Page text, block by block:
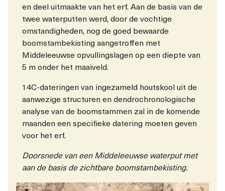
en deel uitmaakte van het erf. Aan de basis van de
twee waterputten werd, door de vochtige
omstandigheden, nog de goed bewaarde
boomstambekisting aangetroffen met
Middeleeuwse opvullingslagen op een diepte van
5 m onder het maaiveld.
14C-dateringen van ingezameld houtskool uit de
aanwezige structuren en dendrochronologische
analyse van de boomstammen zal in de komende
maanden een specifieke datering moeten geven
voor het erf.
Doorsnede van een Middeleeuwse waterput met
aan de basis de zichtbare boomstambekisting.